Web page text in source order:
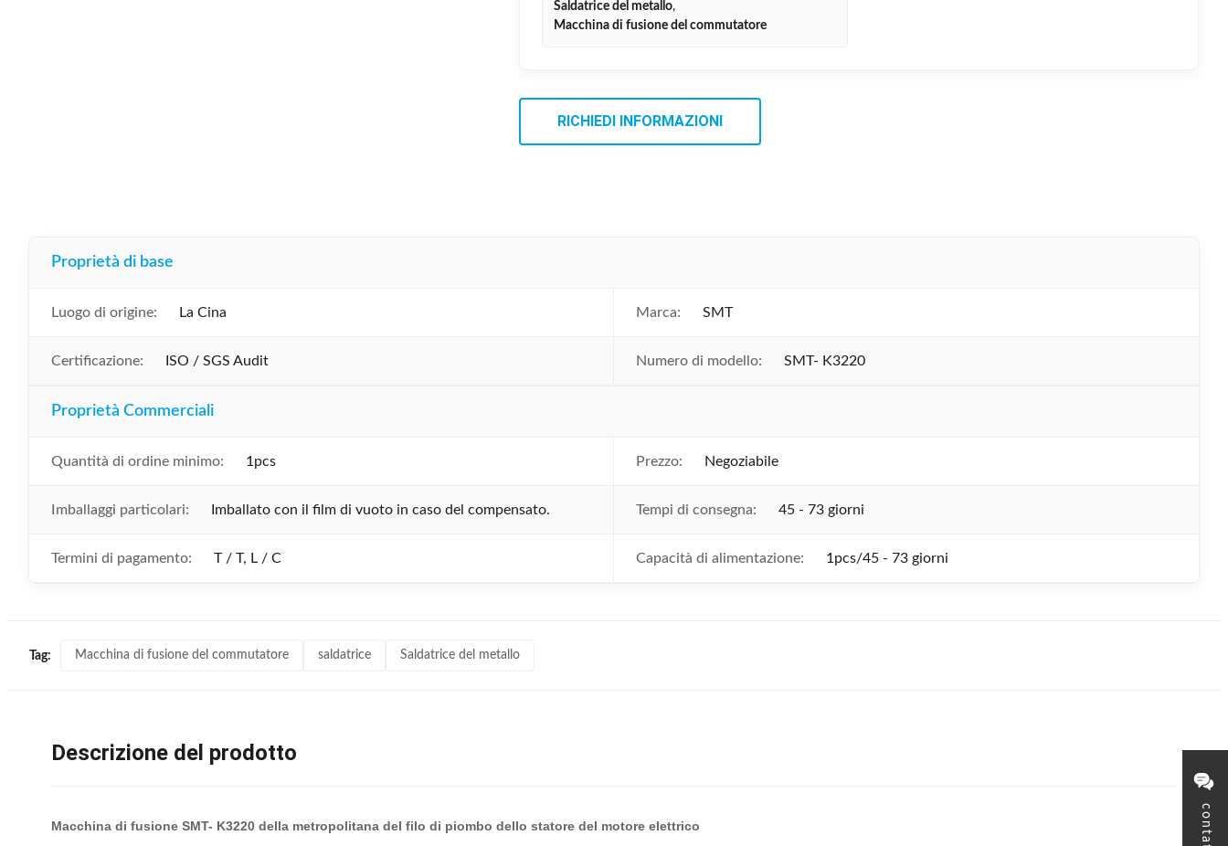
Saldatrice del metallo,
Macchina di fusione del commutatore
RICHIEDI INFORMAZIONI
Proprietà di base
Luogo di origine: La Cina Marca: SMT
Certificazione: ISO / SGS Audit Numero di modello: SMT- K3220
Proprietà Commerciali
Quantità di ordine minimo: 1pcs Prezzo: Negoziabile
Imballaggi particolari: Imballato con il film di vuoto in caso del compensato. Tempi di consegna: 45 - 73 giorni
Termini di pagamento: T / T, L / C Capacità di alimentazione: 1pcs/45 - 73 giorni
Tag: Macchina di fusione del commutatore saldatrice Saldatrice del metallo
Descrizione del prodotto
Macchina di fusione SMT- K3220 della metropolitana del filo di piombo dello statore del motore elettrico